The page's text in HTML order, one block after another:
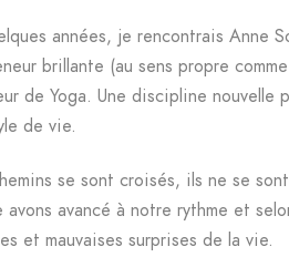
années, je rencontrais Anne
brillante (au sens propre
de Yoga. Une discipline
de vie.
se sont croisés, ils ne se
avons avancé à notre rythme et
et mauvaises surprises de la vie.